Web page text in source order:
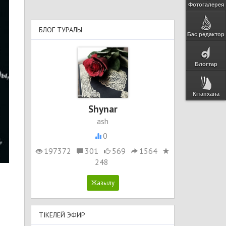
Фотогалерея
Бас редактор
Блогтар
Кітапхана
БЛОГ ТУРАЛЫ
Shynar
ash
0
197372
301 569
1564
248
ТІКЕЛЕЙ ЭФИР